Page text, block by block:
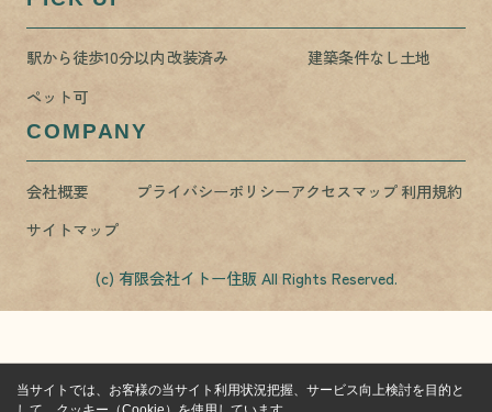
駅から徒歩10分以内改装済み
建築条件なし土地
ペット可
COMPANY
会社概要 プライバシーポリシーアクセスマップ利用規約
サイトマップ
(c) 有限会社イトー住販 All Rights Reserved.
当サイトでは、お客様の当サイト利用状況把握、サービス向上検討を目的と